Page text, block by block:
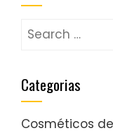
Search
Categorias
Cosméticos